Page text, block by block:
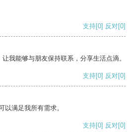
支持[0] 反对[0]
我能够与朋友保持联系，分享生活点滴。
支持[0] 反对[0]
以满足我所有需求。
支持[0] 反对[0]